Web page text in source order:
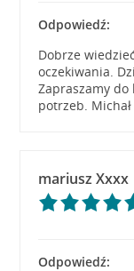
Odpowiedź:
Dobrze
oczekiwania.
Zapraszamy
potrzeb. Michał
mariusz Xxxx
Odpowiedź: